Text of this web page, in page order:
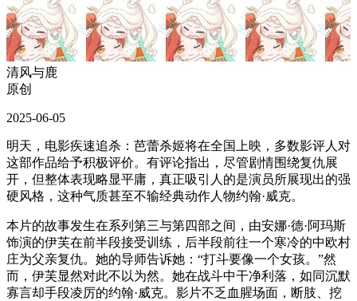
清风与鹿
原创
2025-06-05
明天，电影疾速追杀：芭蕾杀姬将在全国上映，多数影评人对
这部作品给予积极评价。有评论指出，尽管剧情围绕复仇展
开，但整体表现略显平庸，真正吸引人的是演员所展现出的强
硬风格，这种气质甚至不输经典动作人物约翰·威克。
本片的故事发生在系列第三与第四部之间，由安娜·德·阿玛斯
饰演的伊芙在前半段接受训练，后半段前往一个寒冷的中欧村
庄为父亲复仇。她的导师告诉她：“打斗要像一个女孩。”然
而，伊芙显然对此不以为然。她在战斗中干净利落，如同沉默
寡言却手段凌厉的约翰·威克。影片不乏血腥场面，断肢、挖